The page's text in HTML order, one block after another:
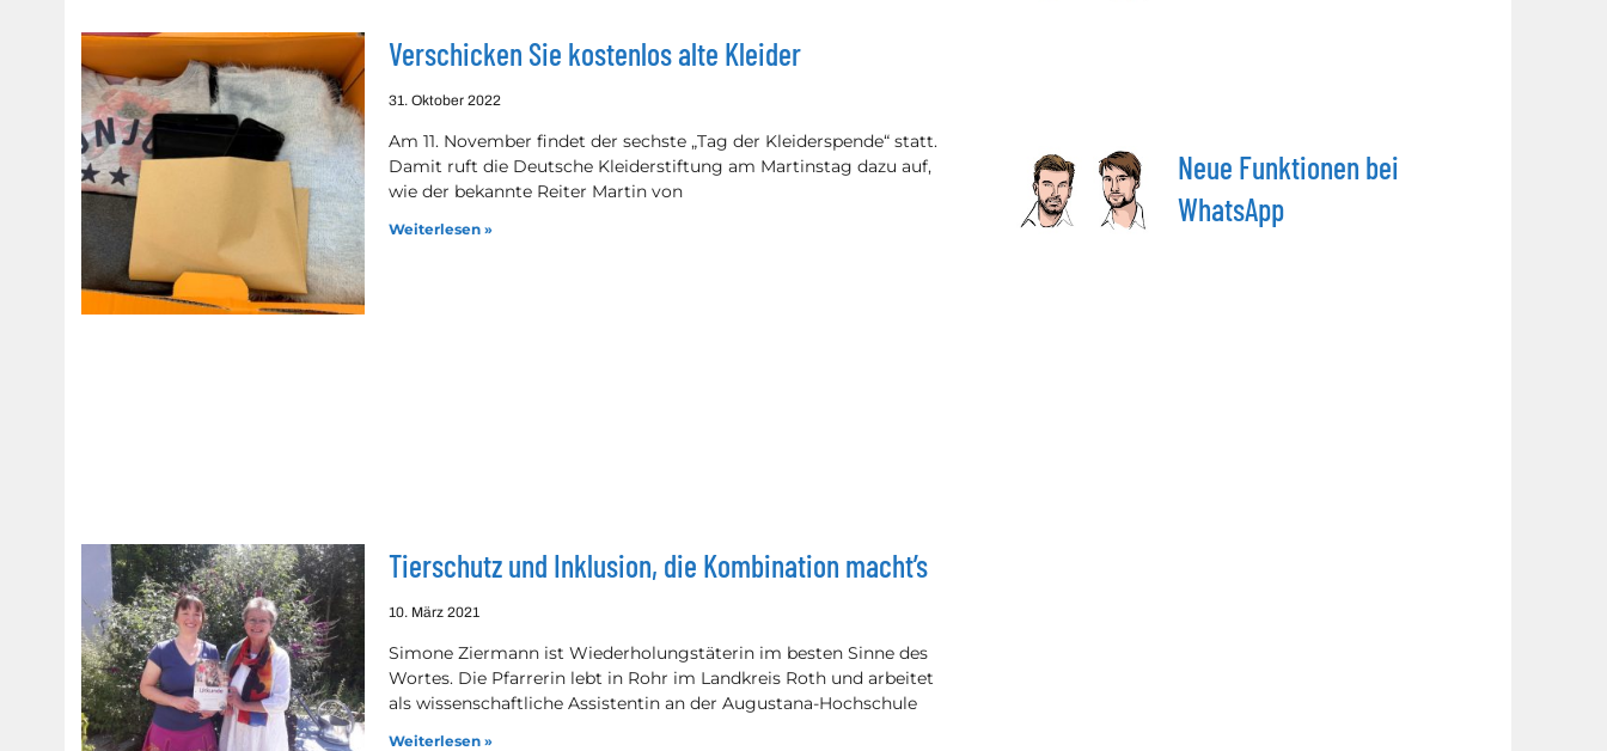
Verschicken Sie kostenlos alte Kleider
31. Oktober 2022
Am 11. November findet der sechste „Tag der Kleiderspende“ statt.
Damit ruft die Deutsche Kleiderstiftung am Martinstag dazu auf,
wie der bekannte Reiter Martin von
Weiterlesen »
Tierschutz und Inklusion, die Kombination macht’s
10. März 2021
Simone Ziermann ist Wiederholungstäterin im besten Sinne des
Wortes. Die Pfarrerin lebt in Rohr im Landkreis Roth und arbeitet
als wissenschaftliche Assistentin an der Augustana-Hochschule
Weiterlesen »
Neue Funktionen bei
WhatsApp